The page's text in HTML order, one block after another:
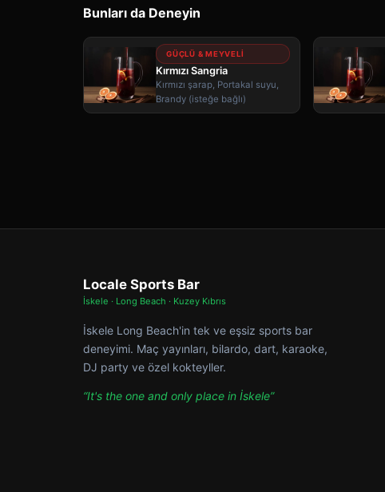
Bunları da Deneyin
GÜÇLÜ & MEYVELI
Kırmızı Sangria
Kırmızı şarap, Portakal suyu,
Brandy (isteğe bağlı)
Locale Sports Bar
İskele · Long Beach · Kuzey Kıbrıs
İskele Long Beach'in tek ve eşsiz sports bar
deneyimi. Maç yayınları, bilardo, dart, karaoke,
DJ party ve özel kokteyller.
“It's the one and only place in İskele”